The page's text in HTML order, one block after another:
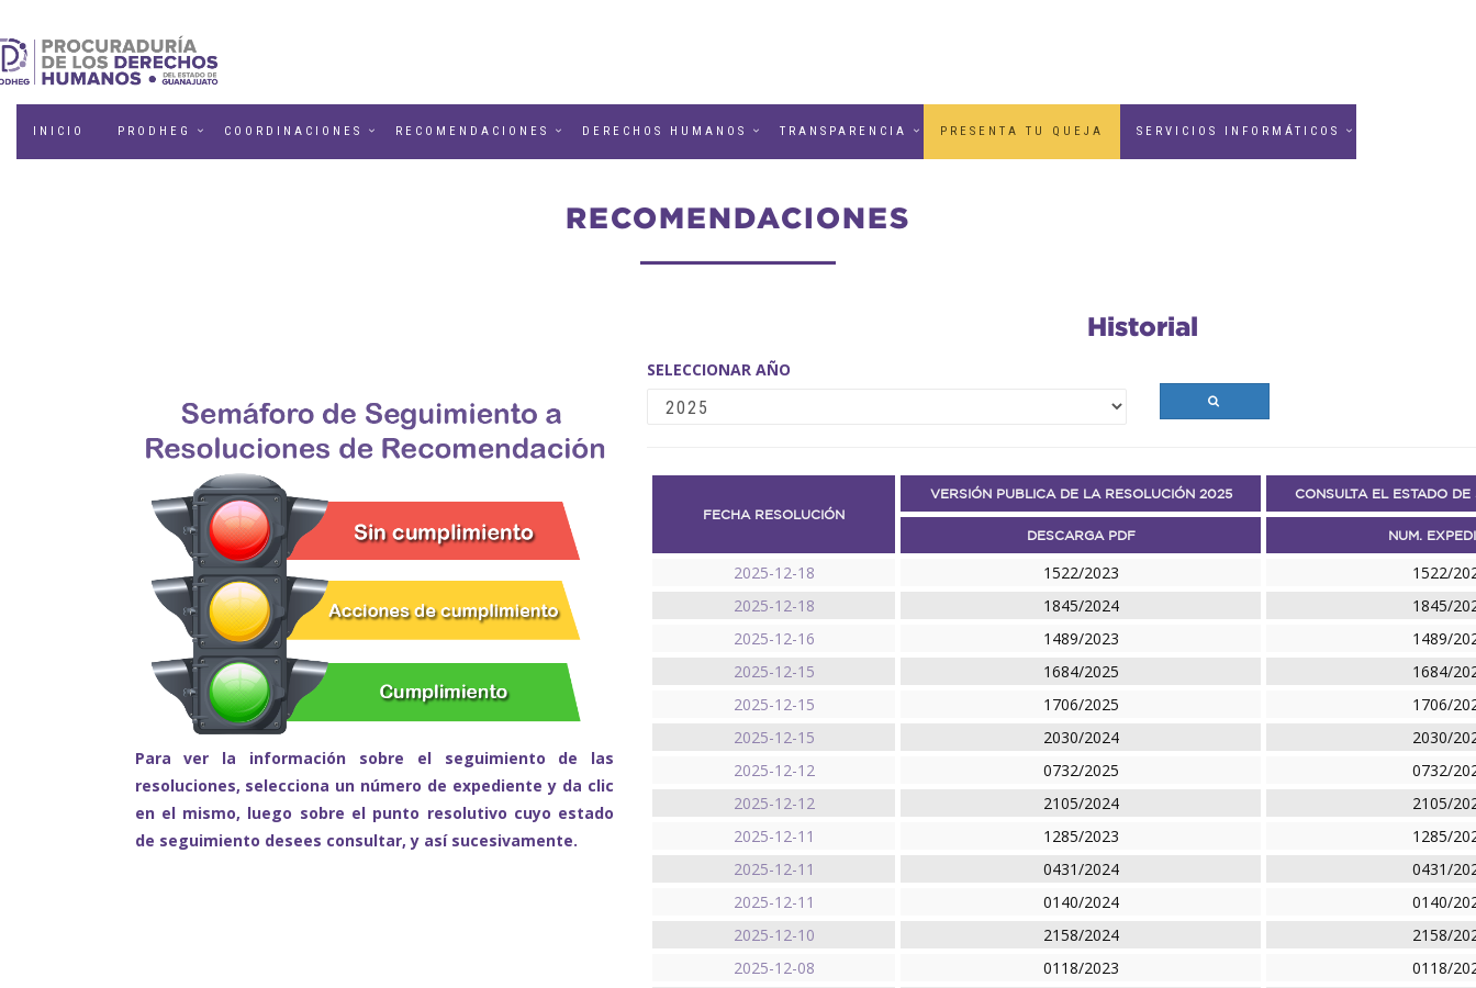
INICIO PRODHEG COORDINACIONES RECOMENDACIONES DERECHOS HUMANOS TRANSPARENCIA PRESENTA TU QUEJA SERVICIOS INFORMÁTICOS
RECOMENDACIONES
Para ver la información sobre el seguimiento de las
resoluciones, selecciona un número de expediente y da clic
en el mismo, luego sobre el punto resolutivo cuyo estado
de seguimiento desees consultar, y así sucesivamente.
Historial
SELECCIONAR AÑO
FECHA RESOLUCIÓN
VERSIÓN PUBLICA DE LA RESOLUCIÓN 2025 CONSULTA EL ESTADO
DESCARGA PDF NUM.
2025-12-18 1522/2023
1522/
2025-12-18
1845/2024
1845/
2025-12-16
1489/2023
1489/
2025-12-15
1684/2025
1684/
2025-12-15
1706/2025
1706/
2025-12-15
2030/2024
2030/
2025-12-12
0732/2025
0732/
2025-12-12
2105/2024
2105/
2025-12-11
1285/2023
1285/
2025-12-11
0431/2024
0431/
2025-12-11
0140/2024
0140/
2025-12-10
2158/2024
2158/
2025-12-08
0118/2023
0118/